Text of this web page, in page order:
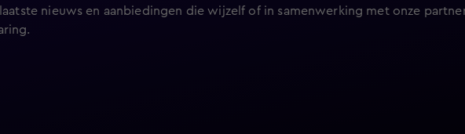
nieuws en aanbiedingen die wijzelf of in samenwerking met onze
.